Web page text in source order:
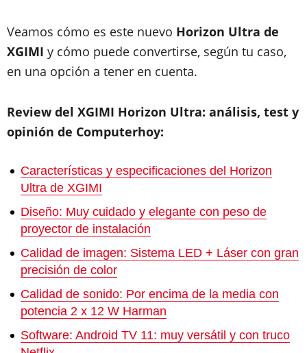
Veamos cómo es este nuevo Horizon Ultra de
XGIMI y cómo puede convertirse, según tu caso,
en una opción a tener en cuenta.
Review del XGIMI Horizon Ultra: análisis, test y
opinión de Computerhoy:
Características y especificaciones del Horizon
Ultra de XGIMI
Diseño: Muy cuidado y elegante con peso de
proyector de instalación
Calidad de imagen: Sistema LED + Láser con gran
precisión de color
Calidad de sonido: Por encima de la media con
potencia 2 x 12 W Harman
Software: Android TV 11: muy versátil y con truco